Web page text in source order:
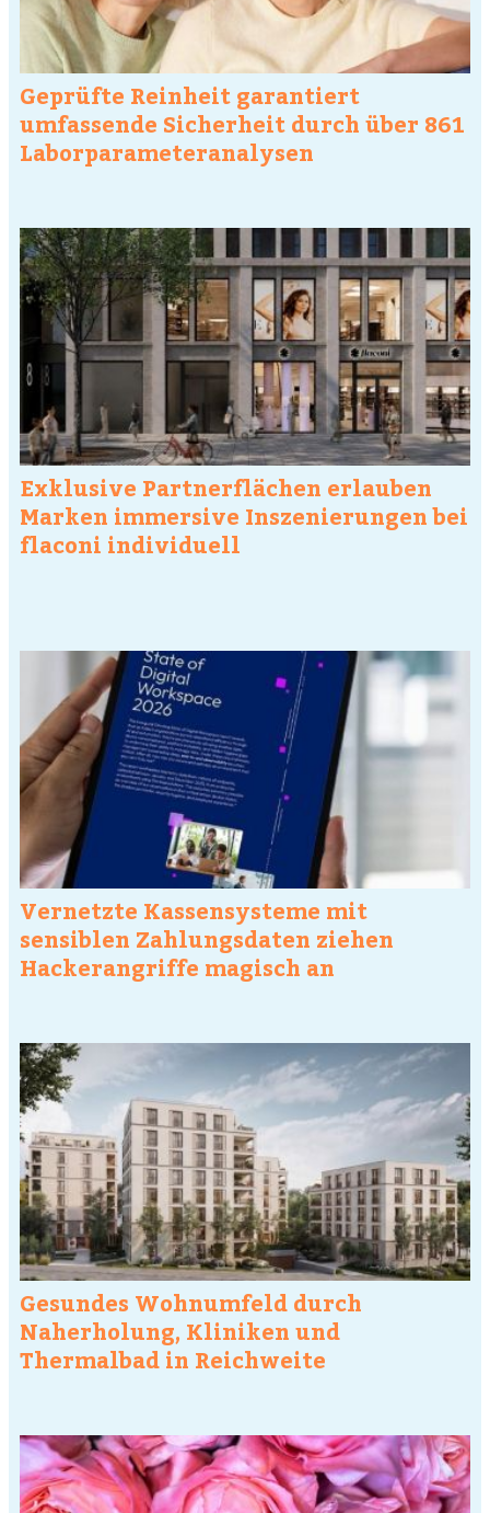
Geprüfte Reinheit garantiert
umfassende Sicherheit durch über 861
Laborparameteranalysen
Exklusive Partnerflächen erlauben
Marken immersive Inszenierungen bei
flaconi individuell
Vernetzte Kassensysteme mit
sensiblen Zahlungsdaten ziehen
Hackerangriffe magisch an
Gesundes Wohnumfeld durch
Naherholung, Kliniken und
Thermalbad in Reichweite